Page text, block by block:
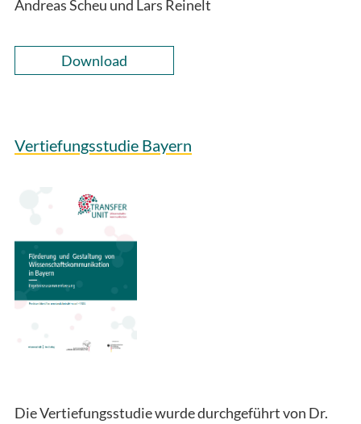
Andreas Scheu und Lars Reinelt
Download
Vertiefungsstudie Bayern
Die Vertiefungsstudie wurde durchgeführt von Dr.